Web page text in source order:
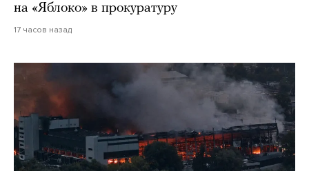
на «Яблоко» в прокуратуру
17 часов назад